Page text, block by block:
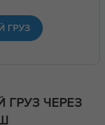
ГРУЗ
ГРУЗ ЧЕРЕЗ